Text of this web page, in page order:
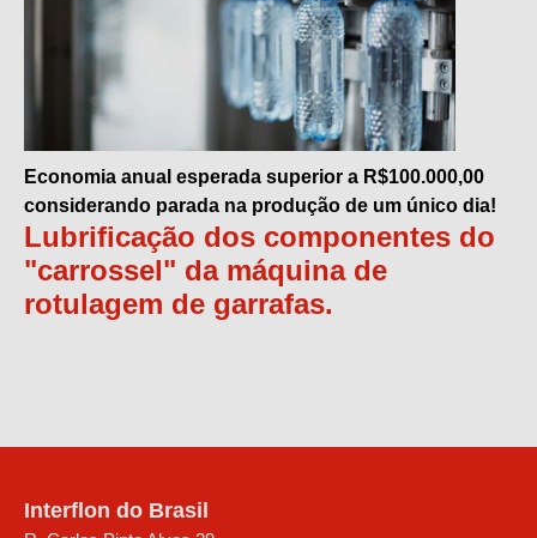
Economia anual esperada superior a R$100.000,00
considerando parada na produção de um único dia!
Lubrificação dos componentes do
"carrossel" da máquina de
rotulagem de garrafas.
Interflon do Brasil